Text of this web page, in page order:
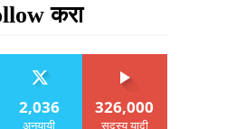
करा
2,036
अनुयायी
326,000
सदस्य यादी